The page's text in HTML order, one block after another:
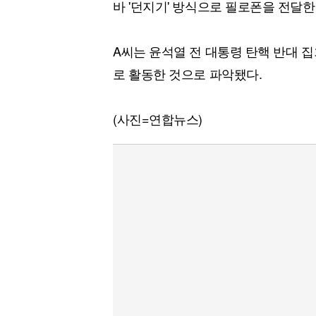
바 '던지기' 방식으로 필로폰을 전달
A씨는 윤석열 전 대통령 탄핵 반대
로 활동한 것으로 파악됐다.
(사진=연합뉴스)